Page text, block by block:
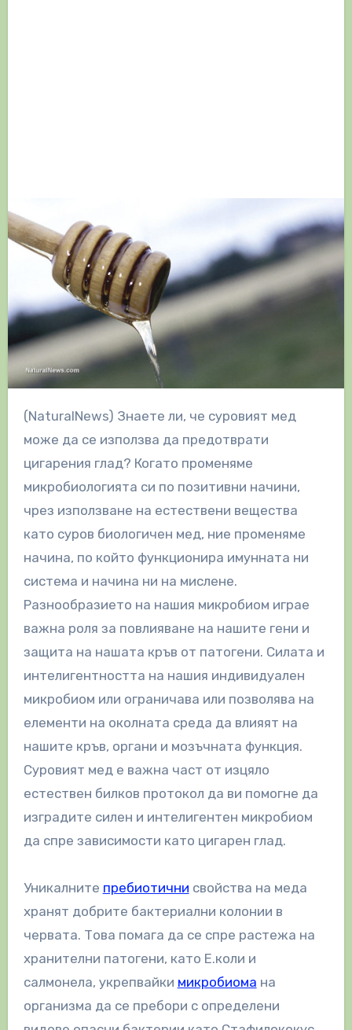
(NaturalNews) Знаете ли, че суровият мед
може да се използва да предотврати
цигарения глад? Когато променяме
микробиологията си по позитивни начини,
чрез използване на естествени вещества
като суров биологичен мед, ние променяме
начина, по който функционира имунната ни
система и начина ни на мислене.
Разнообразието на нашия микробиом играе
важна роля за повлияване на нашите гени и
защита на нашата кръв от патогени. Силата и
интелигентността на нашия индивидуален
микробиом или ограничава или позволява на
елементи на околната среда да влияят на
нашите кръв, органи и мозъчната функция.
Суровият мед е важна част от изцяло
естествен билков протокол да ви помогне да
изградите силен и интелигентен микробиом
да спре зависимости като цигарен глад.
Уникалните пребиотични свойства на меда
хранят добрите бактериални колонии в
червата. Това помага да се спре растежа на
хранителни патогени, като Е.коли и
салмонела, укрепвайки микробиома на
организма да се пребори с определени